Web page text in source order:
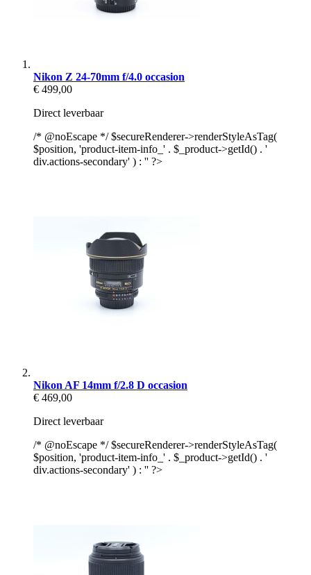
Nikon Z 24-70mm f/4.0 occasion
€ 499,00
Direct leverbaar
/* @noEscape */ $secureRenderer->renderStyleAsTag(
$position, 'product-item-info_' . $_product->getId() . '
div.actions-secondary' ) : '' ?>
Nikon AF 14mm f/2.8 D occasion
€ 469,00
Direct leverbaar
/* @noEscape */ $secureRenderer->renderStyleAsTag(
$position, 'product-item-info_' . $_product->getId() . '
div.actions-secondary' ) : '' ?>